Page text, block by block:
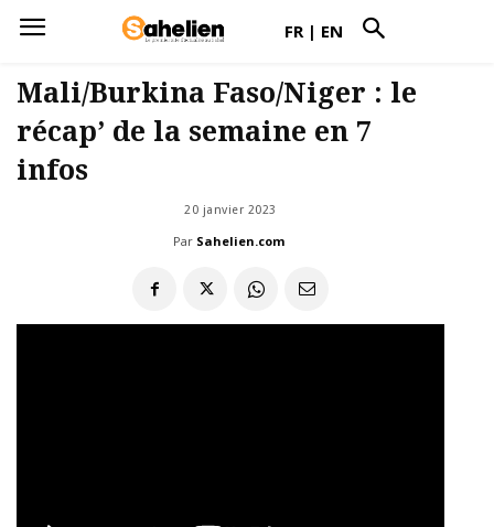
FR | EN
Mali/Burkina Faso/Niger : le
récap’ de la semaine en 7
infos
20 janvier 2023
Par Sahelien.com